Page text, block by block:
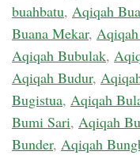
buahbatu, Aqiqah
Buana Mekar,
Aqiqah Bubulak,
Aqiqah Budur,
Bugistua, Aqiqah
Bumi Sari, Aqiqah
Bunder, Aqiqah